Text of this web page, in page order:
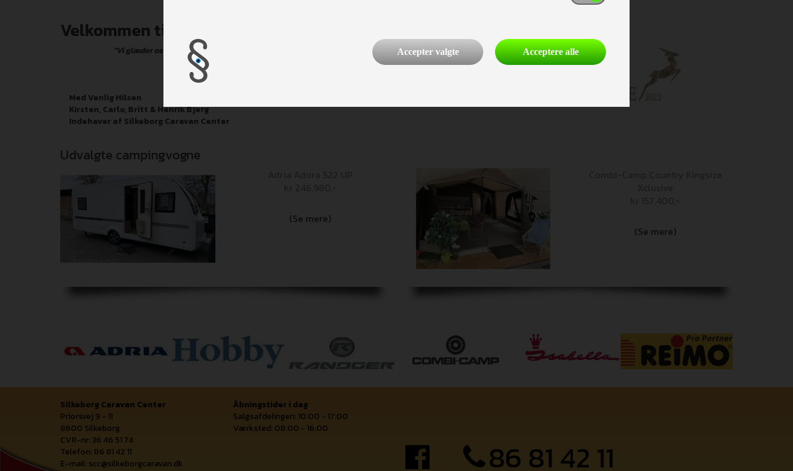
Velkommen til Silkeborg Caravan Center
"Vi glæder os til at hjælpe med at opfylde jeres feriedrømme"
Service og smil, det er vores stil.
Med Venlig Hilsen
Kirsten, Carlo, Britt & Henrik Bjerg
Indehaver af Silkeborg Caravan Center
Udvalgte campingvogne
(Se mere)
(Se mere)
Silkeborg Caravan Center
Priorsvej 9 - 11
8600 Silkeborg
CVR-nr: 36 46 51 74
Telefon: 86 81 42 11
E-mail: scc@silkeborgcaravan.dk
Åbningstider i dag
Salgsafdelingen: 10:00 - 17:00
Værksted: 08:00 - 16:00
86 81 42 11
Accepter valgte Acceptere alle